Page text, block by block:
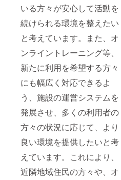
いる方々が安心して活動を
続けられる環境を整えたい
と考えています。また、オ
ンライントレーニング等、
新たに利用を希望する方々
にも幅広く対応できるよ
う、施設の運営システムを
発展させ、多くの利用者の
方々の状況に応じて、より
良い環境を提供したいと考
えています。これにより、
近隣地域住民の方々や、オ